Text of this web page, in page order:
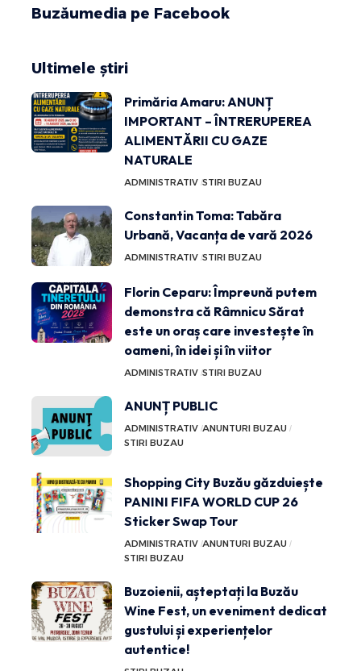
Buzăumedia pe Facebook
Ultimele știri
Primăria Amaru: ANUNȚ
IMPORTANT – ÎNTRERUPEREA
ALIMENTĂRII CU GAZE
NATURALE
ADMINISTRATIV STIRI BUZAU
Constantin Toma: Tabăra
Urbană, Vacanța de vară 2026
ADMINISTRATIV STIRI BUZAU
Florin Ceparu: Împreună putem
demonstra că Râmnicu Sărat
este un oraș care investește în
oameni, în idei și în viitor
ADMINISTRATIV STIRI BUZAU
ANUNȚ PUBLIC
ADMINISTRATIV ANUNTURI BUZAU
STIRI BUZAU
Shopping City Buzău găzduiește
PANINI FIFA WORLD CUP 26
Sticker Swap Tour
ADMINISTRATIV ANUNTURI BUZAU
STIRI BUZAU
Buzoienii, așteptați la Buzău
Wine Fest, un eveniment dedicat
gustului și experiențelor
autentice!